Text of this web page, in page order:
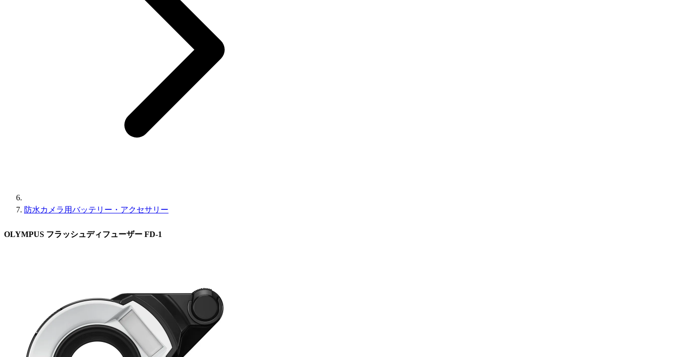
防水カメラ用バッテリー・アクセサリー
OLYMPUS フラッシュディフューザー FD-1